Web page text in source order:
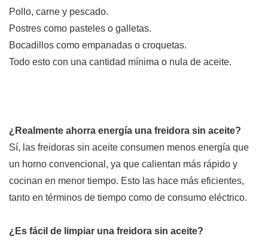
Pollo, carne y pescado.
Postres como pasteles o galletas.
Bocadillos como empanadas o croquetas.
Todo esto con una cantidad mínima o nula de aceite.
¿Realmente ahorra energía una freidora sin aceite?
Sí, las freidoras sin aceite consumen menos energía que
un horno convencional, ya que calientan más rápido y
cocinan en menor tiempo. Esto las hace más eficientes,
tanto en términos de tiempo como de consumo eléctrico.
¿Es fácil de limpiar una freidora sin aceite?